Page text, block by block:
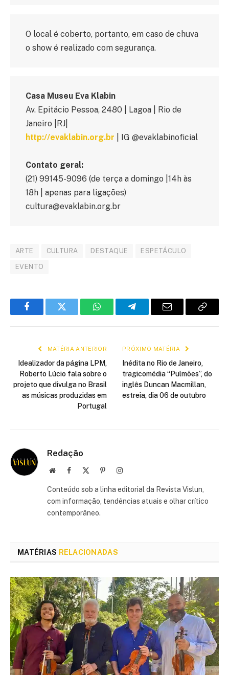
O local é coberto, portanto, em caso de chuva
o show é realizado com segurança.
Casa Museu Eva Klabin
Av. Epitácio Pessoa, 2480 | Lagoa | Rio de
Janeiro |RJ|
http://evaklabin.org.br | IG @evaklabinoficial
Contato geral:
(21) 99145-9096 (de terça a domingo |14h às
18h | apenas para ligações)
cultura@evaklabin.org.br
ARTE CULTURA DESTAQUE ESPETÁCULO
EVENTO
FacebookTwitter WhatsAppTelegramE-
Copiar
MATÉRIA ANTERIOR
Idealizador da página LPM,
Roberto Lúcio fala sobre o
projeto que divulga no Brasil
as músicas produzidas em
Portugal
PRÓXIMO MATÉRIA
Inédita no Rio de Janeiro,
tragicomédia “Pulmões”, do
inglês Duncan Macmillan,
estreia, dia 06 de outubro
Redação
Site Facebook PinterestInstagram
Conteúdo sob a linha editorial da Revista Vislun,
com informação, tendências atuais e olhar crítico
contemporâneo.
MATÉRIAS RELACIONADAS